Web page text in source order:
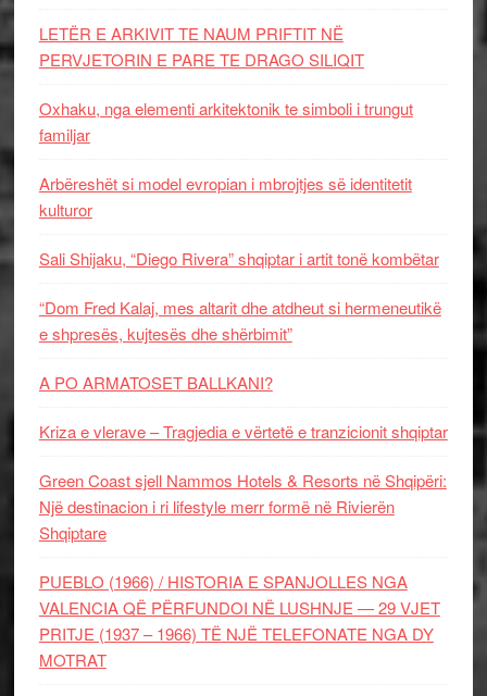
LETËR E ARKIVIT TE NAUM PRIFTIT NË
PERVJETORIN E PARE TE DRAGO SILIQIT
Oxhaku, nga elementi arkitektonik te simboli i trungut
familjar
Arbëreshët si model evropian i mbrojtjes së identitetit
kulturor
Sali Shijaku, “Diego Rivera” shqiptar i artit tonë kombëtar
“Dom Fred Kalaj, mes altarit dhe atdheut si hermeneutikë
e shpresës, kujtesës dhe shërbimit”
A PO ARMATOSET BALLKANI?
Kriza e vlerave – Tragjedia e vërtetë e tranzicionit shqiptar
Green Coast sjell Nammos Hotels & Resorts në Shqipëri:
Një destinacion i ri lifestyle merr formë në Rivierën
Shqiptare
PUEBLO (1966) / HISTORIA E SPANJOLLES NGA
VALENCIA QË PËRFUNDOI NË LUSHNJE — 29 VJET
PRITJE (1937 – 1966) TË NJË TELEFONATE NGA DY
MOTRAT